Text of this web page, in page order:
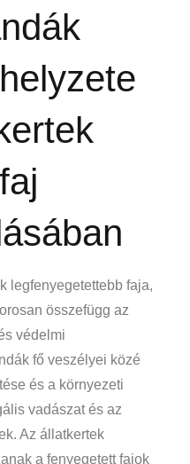
legfenyegetettebb faja,
összefügg az
védelmi
fő veszélyei közé
és a környezeti
vadászat és az
Az állatkertek
a fenyegetett fajok